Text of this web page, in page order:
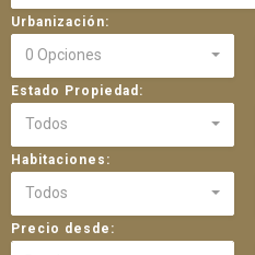
Urbanización:
0 Opciones
Estado Propiedad:
Todos
Habitaciones:
Todos
Precio desde: